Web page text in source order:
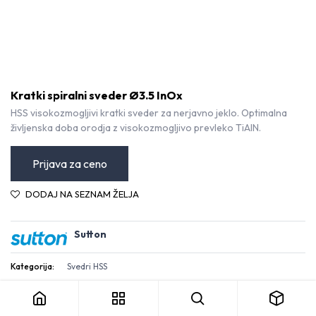
Kratki spiralni sveder Ø3.5 InOx
HSS visokozmogljivi kratki sveder za nerjavno jeklo. Optimalna
življenska doba orodja z visokozmogljivo prevleko TiAlN.
Prijava za ceno
DODAJ NA SEZNAM ŽELJA
Sutton
Kategorija: Svedri HSS
Pogoji in določila
30-dnevna garancija za vračilo denarja